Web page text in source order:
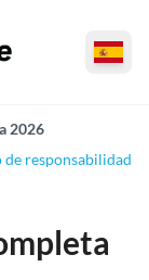
2026
de responsabilidad